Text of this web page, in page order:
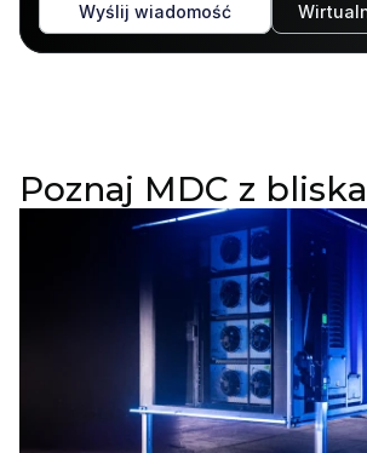
Wyślij wiadomość
Poznaj MDC z